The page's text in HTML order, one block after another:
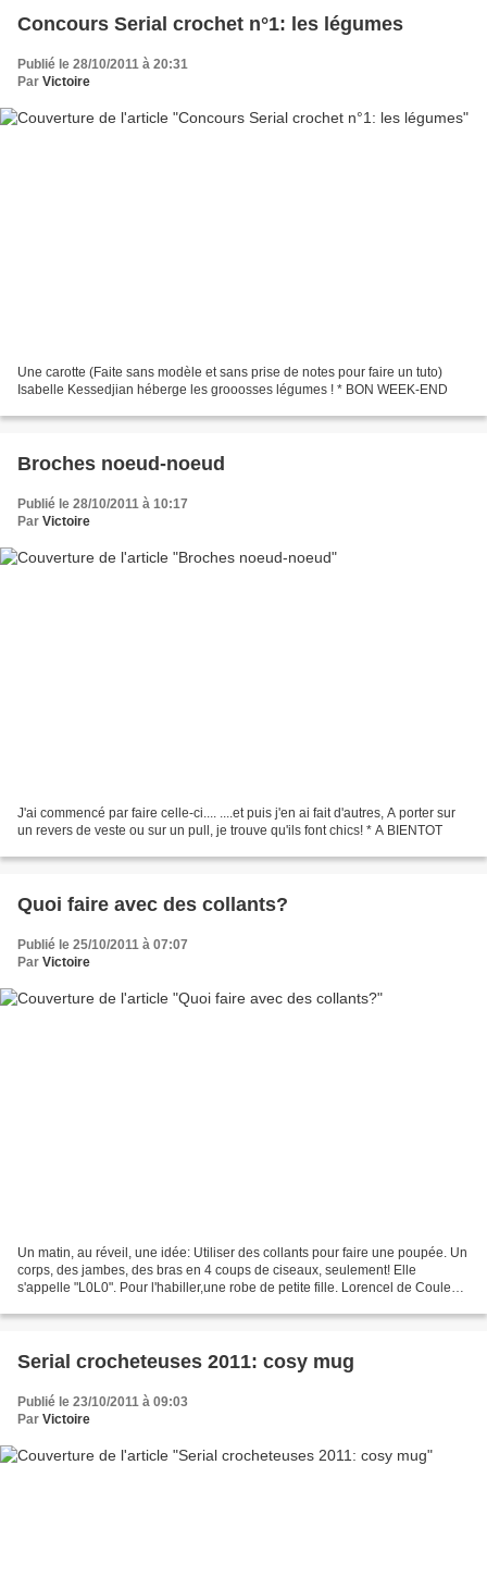
Concours Serial crochet n°1: les légumes
Publié le 28/10/2011 à 20:31
Par Victoire
Une carotte (Faite sans modèle et sans prise de notes pour faire un tuto)
Isabelle Kessedjian héberge les grooosses légumes ! * BON WEEK-END
Broches noeud-noeud
Publié le 28/10/2011 à 10:17
Par Victoire
J'ai commencé par faire celle-ci.... ....et puis j'en ai fait d'autres, A porter sur
un revers de veste ou sur un pull, je trouve qu'ils font chics! * A BIENTOT
Quoi faire avec des collants?
Publié le 25/10/2011 à 07:07
Par Victoire
Un matin, au réveil, une idée: Utiliser des collants pour faire une poupée. Un
corps, des jambes, des bras en 4 coups de ciseaux, seulement! Elle
s'appelle "L0L0". Pour l'habiller,une robe de petite fille. Lorencel de Couleurs
Serial crocheteuses 2011: cosy mug
Publié le 23/10/2011 à 09:03
Par Victoire